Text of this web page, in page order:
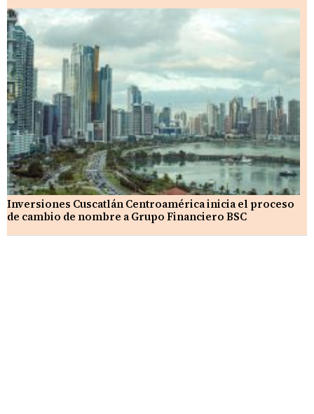
Inversiones Cuscatlán Centroamérica inicia el proceso
de cambio de nombre a Grupo Financiero BSC